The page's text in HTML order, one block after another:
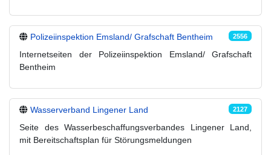
Polizeiinspektion Emsland/ Grafschaft Bentheim 2556
Internetseiten der Polizeiinspektion Emsland/ Grafschaft
Bentheim
Wasserverband Lingener Land 2127
Seite des Wasserbeschaffungsverbandes Lingener Land,
mit Bereitschaftsplan für Störungsmeldungen